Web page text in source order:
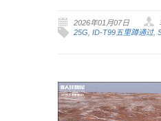
2026年01月07日
25G, ID-T99五里蹲通过,